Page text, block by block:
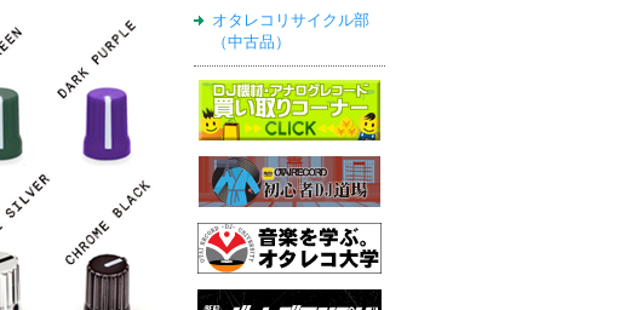
オタレコリサイクル部
（中古品）